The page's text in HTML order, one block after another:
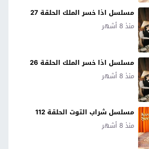
مسلسل اذا خسر الملك الحلقة 27
منذ 8 أشهر
مسلسل اذا خسر الملك الحلقة 26
منذ 8 أشهر
مسلسل شراب التوت الحلقة 112
منذ 8 أشهر